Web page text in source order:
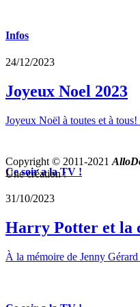
Infos
24/12/2023
Joyeux Noel 2023
Joyeux Noël à toutes et à
Ce soir a la TV !
31/10/2023
Harry Potter et la
À la mémoire de Jenny
Copyright © 2011-2021
Une création :